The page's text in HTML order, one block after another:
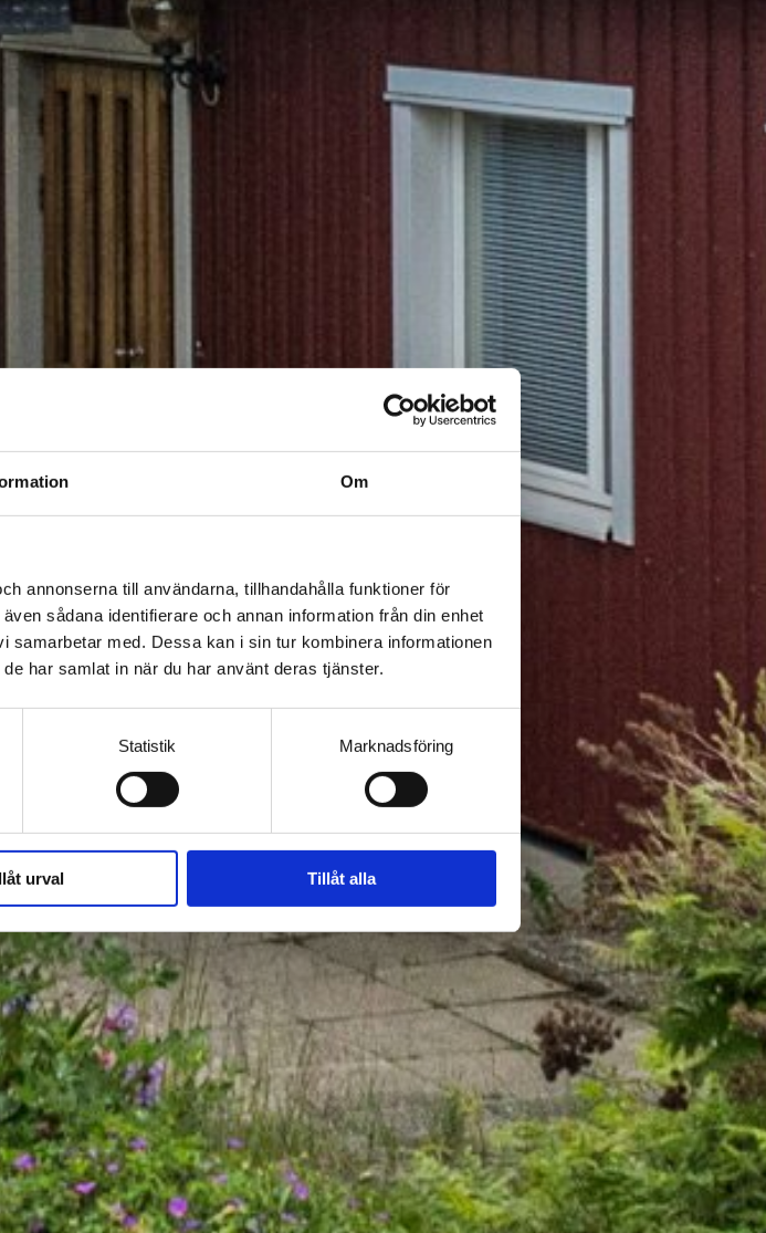
Om
annonserna till användarna, tillhandahålla funktioner för
sådana identifierare och annan information från din enhet
med. Dessa kan i sin tur kombinera informationen
har samlat in när du har använt deras tjänster.
Statistik Marknadsföring
urval Tillåt alla